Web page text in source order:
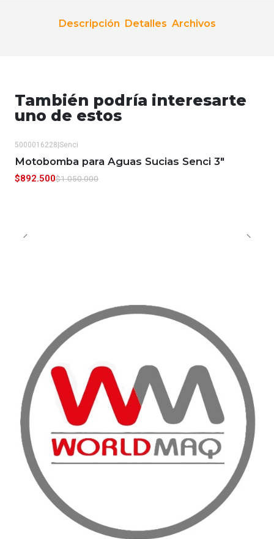
Descripción Detalles Archivos
También podría interesarte
uno de estos
-15% OFF
5000016228 Senci
Motobomba para Aguas Sucias Senci 3"
$892.500$1.050.000